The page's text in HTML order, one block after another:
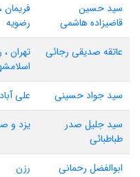
سید حسین
قاضیزاده هاشمی
رضویه
عاتقه صدیقی رجائی
تهران
سید جواد حسینی علی آباد
سید جلیل صدر
طباطبائی
یزد و
ابوالفضل رحمانی
رزن